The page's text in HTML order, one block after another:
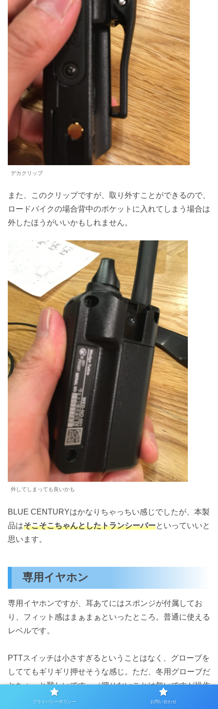
デカクリップ
また、このクリップですが、取り外すことができるので、
ロードバイクの場合背中のポケットに入れてしまう場合は
外したほうがいいかもしれません。
外してしまっても良いかも
BLUE CENTURYはかなりちゃっちい感じでしたが、本製
品はそこそこちゃんとしたトランシーバーといっていいと
思います。
専用イヤホン
専用イヤホンですが、耳あてにはスポンジが付属してお
り、フィット感はまぁまぁといったところ。普通に使える
レベルです。
PTTスイッチは小さすぎるということはなく、グローブを
しててもギリギリ押せそうな感じ。ただ、冬用グローブだ
とちょっと難しいです。（押せないことは無いですが操作
性は落ちます）
プライバシーポリシー お問い合わせ